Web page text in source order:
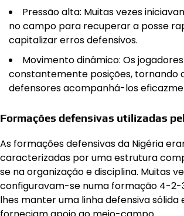
Pressão alta: Muitas vezes
no campo para recuperar a posse
capitalizar erros defensivos.
Movimento dinâmico: Os
constantemente posições, tornando
defensores acompanhá-los
Formações defensivas utilizadas
As formações defensivas da Nigéria
caracterizadas por uma estrutura
se na organização e disciplina. Muitas
configuravam-se numa formação 4-2-
lhes manter uma linha defensiva sólida